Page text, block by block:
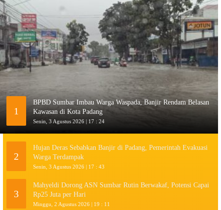
1
BPBD Sumbar Imbau Warga Waspada, Banjir Rendam Belasan
Kawasan di Kota Padang
Senin, 3 Agustus 2026 | 17 : 24
2
Hujan Deras Sebabkan Banjir di Padang, Pemerintah Evakuasi
Warga Terdampak
Senin, 3 Agustus 2026 | 17 : 43
3
Mahyeldi Dorong ASN Sumbar Rutin Berwakaf, Potensi Capai
Rp25 Juta per Hari
Minggu, 2 Agustus 2026 | 19 : 11